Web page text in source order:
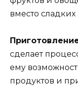
вместо
сделает
ему
продуктов и